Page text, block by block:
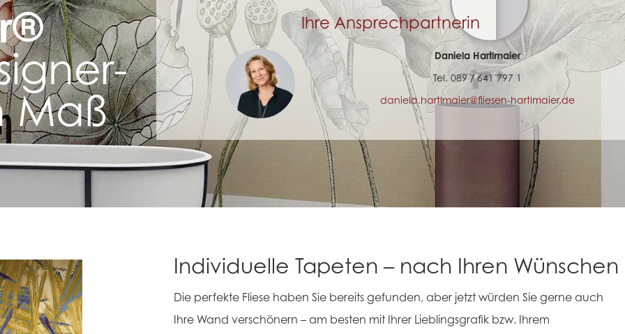
Maß
Ihre Ansprechpartnerin
Daniela Hartlmaier
Tel. 089 / 641 797 1
daniela.hartlmaier@fliesen-hartlmaier.de
Individuelle Tapeten – nach Ihren Wünschen
Die perfekte Fliese haben Sie bereits gefunden, aber jetzt würden Sie gerne auch
Ihre Wand verschönern – am besten mit Ihrer Lieblingsgrafik bzw. Ihrem